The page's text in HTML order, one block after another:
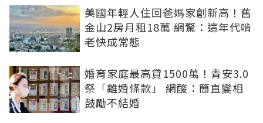
美國年輕人住回爸媽家創新高！舊
金山2房月租18萬 網驚：這年代啃
老快成常態
婚育家庭最高貸1500萬！青安3.0
祭「離婚條款」 網酸：簡直變相
鼓勵不結婚